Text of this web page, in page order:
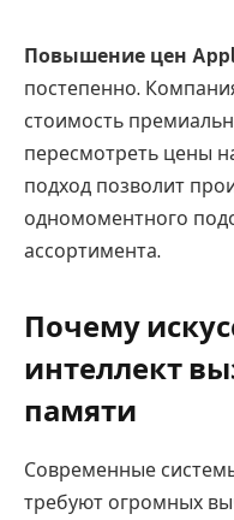
Повышение цен
постепенно.
стоимость
пересмотреть цены
подход позволит
одномоментного
ассортимента.
Почему
интеллект
памяти
Современные
требуют огромных